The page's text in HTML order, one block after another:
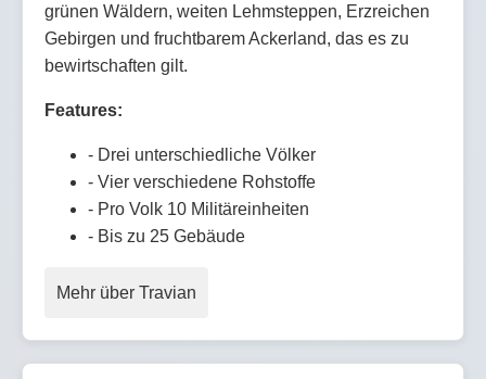
grünen Wäldern, weiten Lehmsteppen, Erzreichen
Gebirgen und fruchtbarem Ackerland, das es zu
bewirtschaften gilt.
Features:
- Drei unterschiedliche Völker
- Vier verschiedene Rohstoffe
- Pro Volk 10 Militäreinheiten
- Bis zu 25 Gebäude
Mehr über Travian